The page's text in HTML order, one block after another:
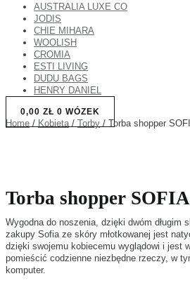
AUSTRALIA LUXE CO
JODIS
CHIE MIHARA
WOOLISH
CROMIA
ESTI LIVING
DUDU BAGS
HENRY DANIEL
0,00 ZŁ 0 WÓZEK
Home / Kobieta / Torby / Torba shopper
Torba shopper
Wygodna do noszenia, dzięki dwóm długim
zakupy Sofia ze skóry młotkowanej jest
dzięki swojemu kobiecemu wyglądowi i jest
pomieścić codzienne niezbędne rzeczy, w
komputer.